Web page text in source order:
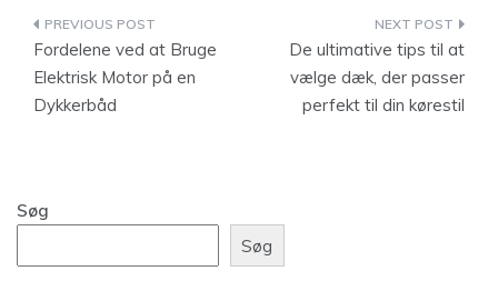
Indlægsnavigation
Fordelene ved at Bruge
Elektrisk Motor på en
Dykkerbåd
De ultimative tips til at
vælge dæk, der passer
perfekt til din kørestil
Søg
Søg